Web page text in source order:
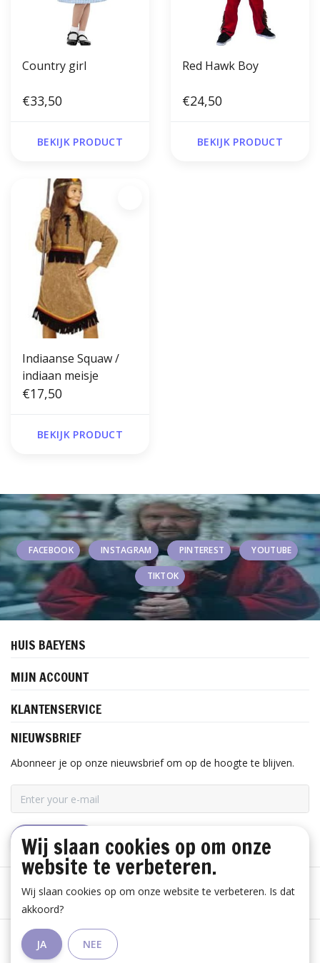
Country girl
€33,50
BEKIJK PRODUCT
Red Hawk Boy
€24,50
BEKIJK PRODUCT
Indiaanse Squaw /
indiaan meisje
€17,50
BEKIJK PRODUCT
FACEBOOK INSTAGRAM PINTEREST YOUTUBE
TIKTOK
HUIS BAEYENS
MIJN ACCOUNT
KLANTENSERVICE
NIEUWSBRIEF
Abonneer je op onze nieuwsbrief om op de hoogte te blijven.
ABONNEER
Algemene voorwaarden
Wij slaan cookies op om onze
website te verbeteren.
Wij slaan cookies op om onze website te verbeteren. Is dat
akkoord?
JA NEE